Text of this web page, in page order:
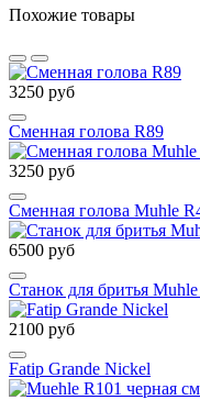
Похожие товары
3250 руб
Сменная голова R89
3250 руб
Сменная голова Muhle
6500 руб
Станок для бритья
2100 руб
Fatip Grande Nickel